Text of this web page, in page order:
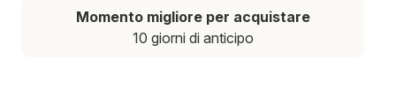
Momento migliore per acquistare
10 giorni di anticipo